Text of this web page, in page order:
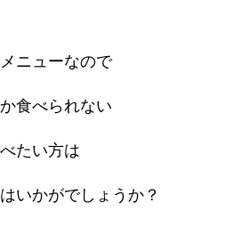
ニューなので
食べられない
たい方は
いかがでしょうか？